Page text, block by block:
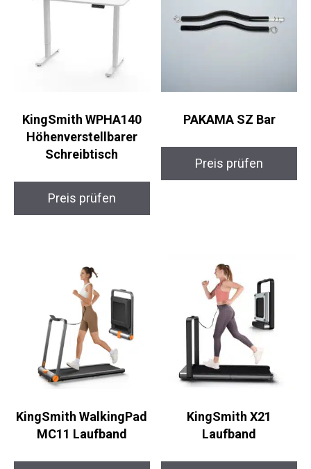
KingSmith WPHA140
Höhenverstellbarer
Schreibtisch
Preis prüfen
PAKAMA SZ Bar
Preis prüfen
KingSmith WalkingPad
MC11 Laufband
KingSmith X21
Laufband